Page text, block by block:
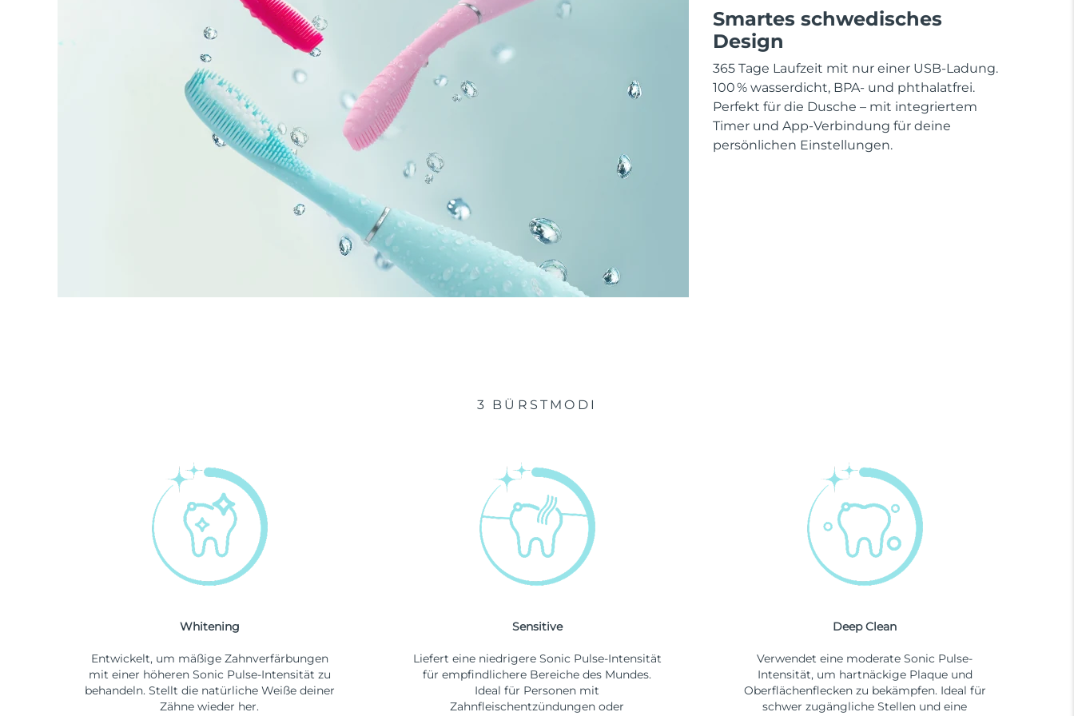
Smartes schwedisches
Design
365 Tage Laufzeit mit nur einer USB-Ladung.
100 % wasserdicht, BPA- und phthalatfrei.
Perfekt für die Dusche – mit integriertem
Timer und App-Verbindung für deine
persönlichen Einstellungen.
3 BÜRSTMODI
Whitening
Entwickelt, um mäßige Zahnverfärbungen
mit einer höheren Sonic Pulse-Intensität zu
behandeln. Stellt die natürliche Weiße deiner
Zähne wieder her.
Sensitive
Liefert eine niedrigere Sonic Pulse-Intensität
für empfindlichere Bereiche des Mundes.
Ideal für Personen mit
Zahnfleischentzündungen oder
Deep Clean
Verwendet eine moderate Sonic Pulse-
Intensität, um hartnäckige Plaque und
Oberflächenflecken zu bekämpfen. Ideal für
schwer zugängliche Stellen und eine